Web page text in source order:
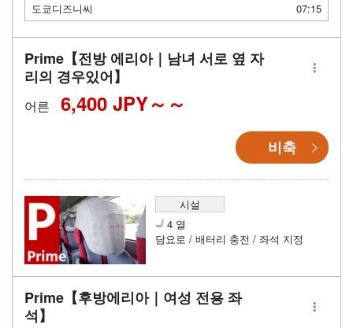
도쿄디즈니씨
07:15
Prime【전방 에리아｜남녀 서로 옆 자
리의 경우있어】
어른 6,400 JPY～
비축
시설
4 열
담요로 / 배터리 충전 / 좌석 지정
Prime【후방에리아｜여성 전용 좌
석】